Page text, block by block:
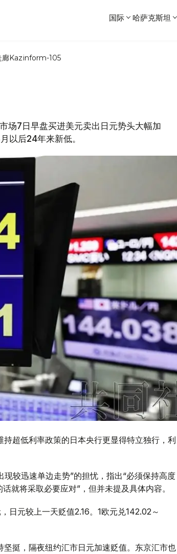
国际 哈萨克斯坦
廊Kazinform-105
7日早盘买进美元卖出日元势头大幅加
以后24年来新低。
超低利率政策的日本央行更显得特立独行，利
较迅速单边走势”的担忧，指出“必须保持高度
就将采取必要应对”，但并未提及具体内容。
日元较上一天贬值2.16。1欧元兑142.02～
挺，隔夜纽约汇市日元加速贬值。东京汇市也